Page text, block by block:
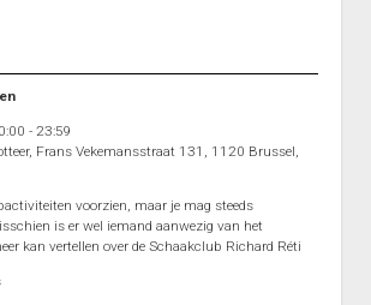
- 23:59
Frans Vekemansstraat 131, 1120 Brussel,
voorzien, maar je mag steeds
is er wel iemand aanwezig van het
kan vertellen over de Schaakclub Richard Réti